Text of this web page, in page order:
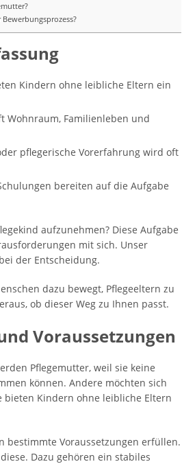
Kindern ohne leibliche Eltern ein
Wohnraum, Familienleben und
pflegerische Vorerfahrung wird oft
bereiten auf die Aufgabe
aufzunehmen? Diese Aufgabe
mit sich. Unser
der Entscheidung.
dazu bewegt, Pflegeeltern zu
ob dieser Weg zu Ihnen passt.
Voraussetzungen
Pflegemutter, weil sie keine
können. Andere möchten sich
bieten Kindern ohne leibliche Eltern
bestimmte Voraussetzungen erfüllen.
Dazu gehören ein stabiles